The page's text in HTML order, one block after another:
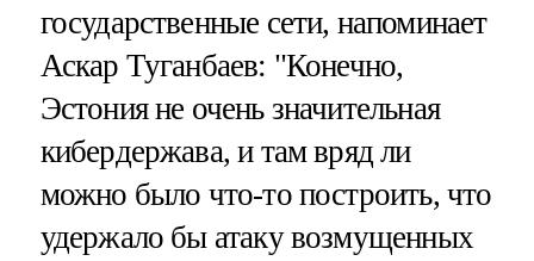
государственные сети, напоминает
Аскар Туганбаев: "Конечно,
Эстония не очень значительная
кибердержава, и там вряд ли
можно было что-то построить, что
удержало бы атаку возмущенных